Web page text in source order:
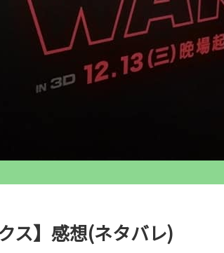
ス】感想(ネタバレ)